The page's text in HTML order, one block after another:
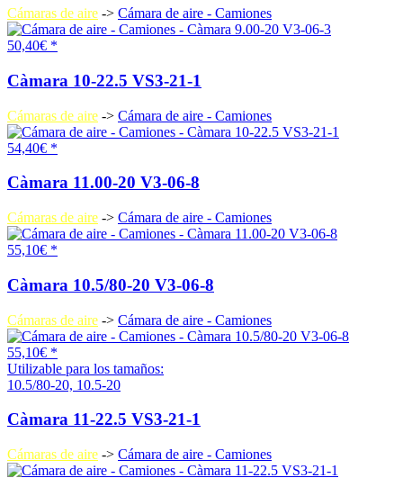
Cámaras de aire -> Cámara de aire - Camiones
50,40€ *
Càmara 10-22.5 VS3-21-1
Cámaras de aire -> Cámara de aire - Camiones
54,40€ *
Càmara 11.00-20 V3-06-8
Cámaras de aire -> Cámara de aire - Camiones
55,10€ *
Càmara 10.5/80-20 V3-06-8
Cámaras de aire -> Cámara de aire - Camiones
55,10€ *
Utilizable para los tamaños:
10.5/80-20, 10.5-20
Càmara 11-22.5 VS3-21-1
Cámaras de aire -> Cámara de aire - Camiones